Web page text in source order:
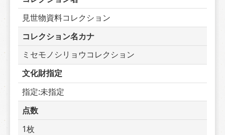
見世物資料コレクション
コレクション名カナ
ミセモノシリョウコレクション
文化財指定
指定:未指定
点数
1枚